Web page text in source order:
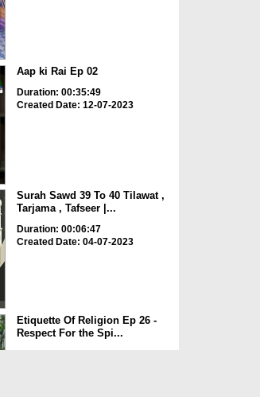
Aap ki Rai Ep 02
Duration: 00:35:49
Created Date: 12-07-2023
Surah Sawd 39 To 40 Tilawat ,
Tarjama , Tafseer |...
Duration: 00:06:47
Created Date: 04-07-2023
Etiquette Of Religion Ep 26 -
Respect For the Spi...